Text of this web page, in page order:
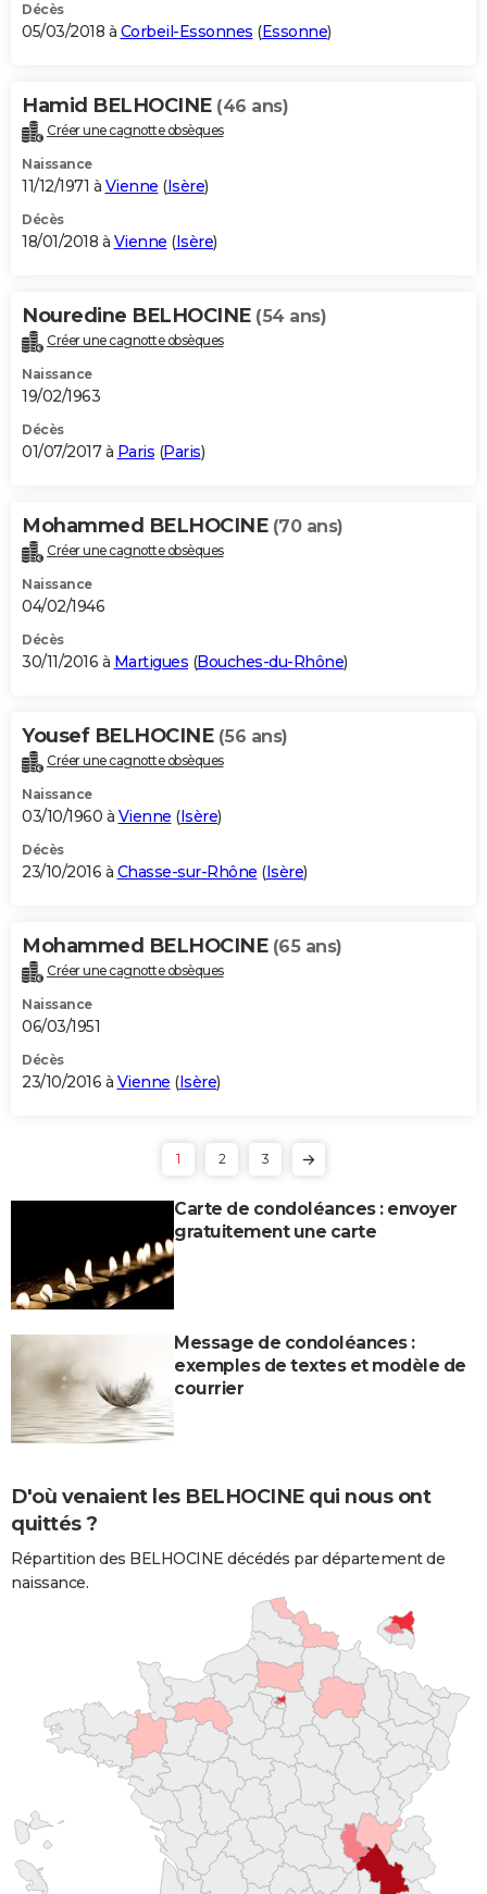
Décès
05/03/2018 à Corbeil-Essonnes (Essonne)
Hamid BELHOCINE (46 ans)
Créer une cagnotte obsèques
Naissance
11/12/1971 à Vienne (Isère)
Décès
18/01/2018 à Vienne (Isère)
Nouredine BELHOCINE (54 ans)
Créer une cagnotte obsèques
Naissance
19/02/1963
Décès
01/07/2017 à Paris (Paris)
Mohammed BELHOCINE (70 ans)
Créer une cagnotte obsèques
Naissance
04/02/1946
Décès
30/11/2016 à Martigues (Bouches-du-Rhône)
Yousef BELHOCINE (56 ans)
Créer une cagnotte obsèques
Naissance
03/10/1960 à Vienne (Isère)
Décès
23/10/2016 à Chasse-sur-Rhône (Isère)
Mohammed BELHOCINE (65 ans)
Créer une cagnotte obsèques
Naissance
06/03/1951
Décès
23/10/2016 à Vienne (Isère)
1 2 3
Carte de condoléances : envoyer
gratuitement une carte
Message de condoléances :
exemples de textes et modèle de
courrier
D'où venaient les BELHOCINE qui nous ont
quittés ?
Répartition des BELHOCINE décédés par département de
naissance.